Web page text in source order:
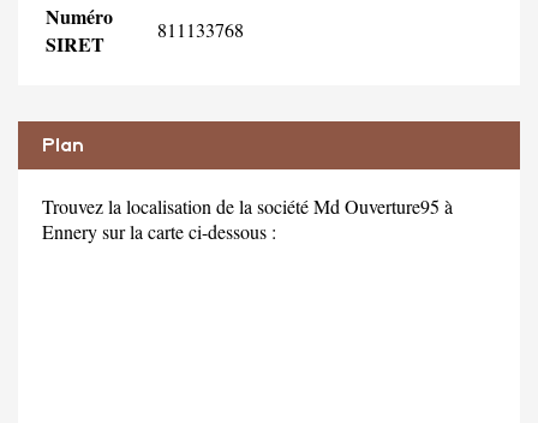
Numéro
SIRET
811133768
Plan
Trouvez la localisation de la société Md Ouverture95 à
Ennery sur la carte ci-dessous :